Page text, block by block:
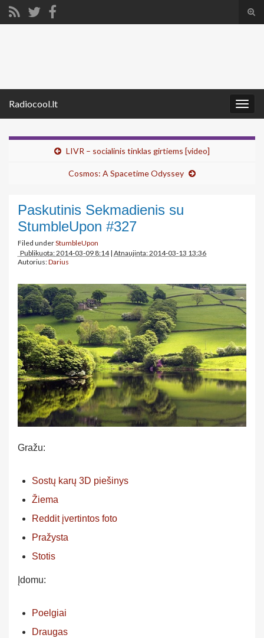
Radiocool.lt
LIVR – socialinis tinklas girtiems [video]
Cosmos: A Spacetime Odyssey
Paskutinis Sekmadienis su
StumbleUpon #327
Filed underStumbleUpon
Publikuota: 2014-03-09 8:14| Atnaujinta: 2014-03-13 13:36
Autorius:Darius
Gražu:
Sostų karų 3D piešinys
Žiema
Reddit įvertintos foto
Pražysta
Stotis
Įdomu:
Poelgiai
Draugas